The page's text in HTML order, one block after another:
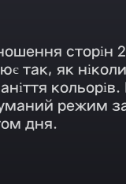
сторін
так, як
режим
дня.